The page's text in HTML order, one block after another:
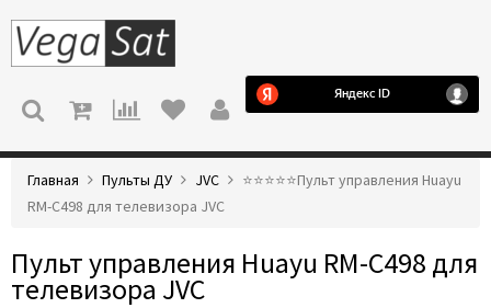
МЕНЮ
Главная Пульты ДУ JVC
⭐️⭐️⭐️⭐️⭐️Пульт управления Huayu
RM-C498 для телевизора JVC
Пульт управления Huayu RM-C498 для
телевизора JVC